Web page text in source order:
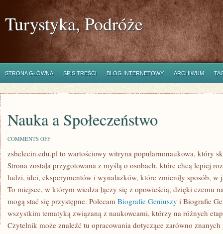
Turystyka, Podróże
STRONA GŁÓWNA SPIS TREŚCI BLOG INTERNETOWY ARCHIWUM
Nauka a Społeczeństwo
COMMENTS OFFON
A
zsbelecin.edu.pl to wartościowy witryna popularnonaukowa, który
Strona została przygotowana z myślą o osobach, które chcą lepiej
ludzi, idei, eksperymentów i wynalazków, które zmieniły sposób,
To miejsce, w którym wiedza łączy się z opowieścią, dzięki czemu
mogą stać się przystępne. Polecam Biografie Geniuszy i Biografie
wszystkim tematyką związaną z naukowcami, którzy na różnych
Czytelnik może znaleźć tu opracowania dotyczące zarówno